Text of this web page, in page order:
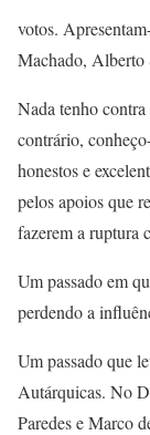
votos.
Machado, Alberto
Nada tenho
contrário,
honestos e
pelos apoios que
fazerem a ruptura
Um passado em
perdendo a
Um passado que
Autárquicas. No
Paredes e Marco